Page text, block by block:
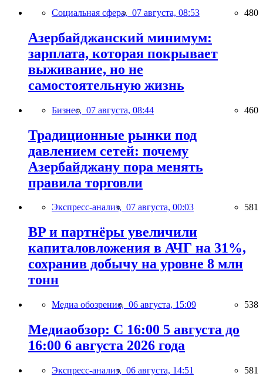
Социальная сфера, 07 августа, 08:53 480
Азербайджанский минимум:
зарплата, которая покрывает
выживание, но не
самостоятельную жизнь
Бизнес, 07 августа, 08:44 460
Традиционные рынки под
давлением сетей: почему
Азербайджану пора менять
правила торговли
Экспресс-анализ, 07 августа, 00:03 581
BP и партнёры увеличили
капиталовложения в АЧГ на 31%,
сохранив добычу на уровне 8 млн
тонн
Медиа обозрение, 06 августа, 15:09 538
Медиаобзор: С 16:00 5 августа до
16:00 6 августа 2026 года
Экспресс-анализ, 06 августа, 14:51 581